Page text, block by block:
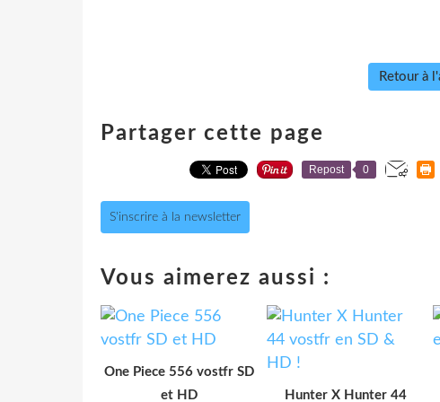
Retour à
Partager cette page
Repost 0
S'inscrire à la newsletter
Vous aimerez aussi :
One Piece 556 vostfr SD
et HD
Hunter X Hunter 44